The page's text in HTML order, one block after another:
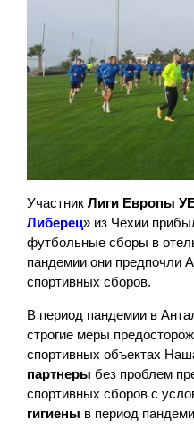
Участник Лиги Европы
Либерец» из Чехии
футбольные сборы в
пандемии они предпочли
спортивных сборов.
В период пандемии в
строгие меры
спортивных объектах
партнеры без проблем
спортивных сборов с
гигиены в период